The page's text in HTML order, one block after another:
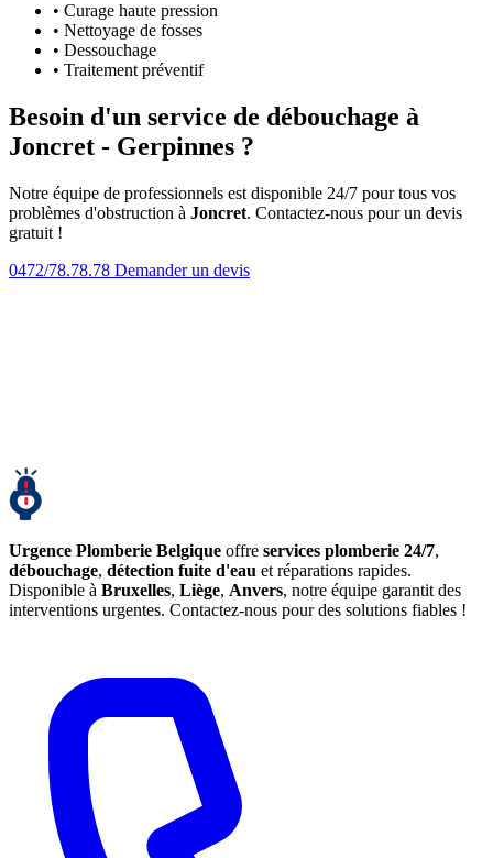
• Curage haute pression
• Nettoyage de fosses
• Dessouchage
• Traitement préventif
Besoin d'un service de débouchage à
Joncret - Gerpinnes ?
Notre équipe de professionnels est disponible 24/7 pour tous vos
problèmes d'obstruction à Joncret. Contactez-nous pour un devis
gratuit !
0472/78.78.78 Demander un devis
Urgence Plomberie Belgique offre services plomberie 24/7,
débouchage, détection fuite d'eau et réparations rapides.
Disponible à Bruxelles, Liège, Anvers, notre équipe garantit des
interventions urgentes. Contactez-nous pour des solutions fiables !